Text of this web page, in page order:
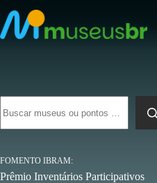
para
o
conteúdo
resultados
FOMENTO IBRAM
Prêmio Inventários Participativos